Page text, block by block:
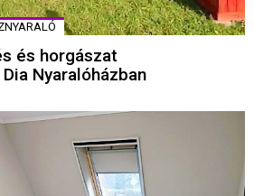
és horgászat
Nyaralóházban